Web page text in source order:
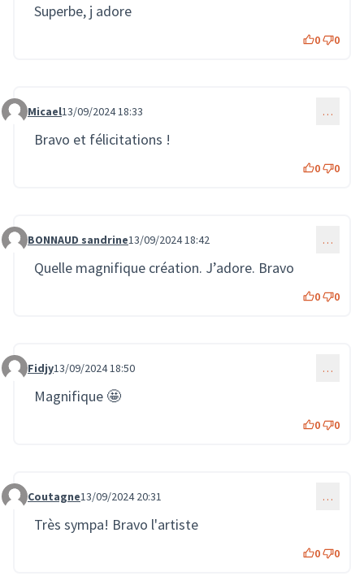
Superbe, j adore
0 0
Commentaire 2092
Micael13/09/2024 18:33 …
Bravo et félicitations !
0 0
Commentaire 2093
BONNAUD sandrine13/09/2024 18:42 …
Quelle magnifique création. J’adore. Bravo
0 0
Commentaire 2094
Fidjy13/09/2024 18:50 …
Magnifique 🤩
0 0
Commentaire 2096
Coutagne13/09/2024 20:31 …
Très sympa! Bravo l'artiste
0 0